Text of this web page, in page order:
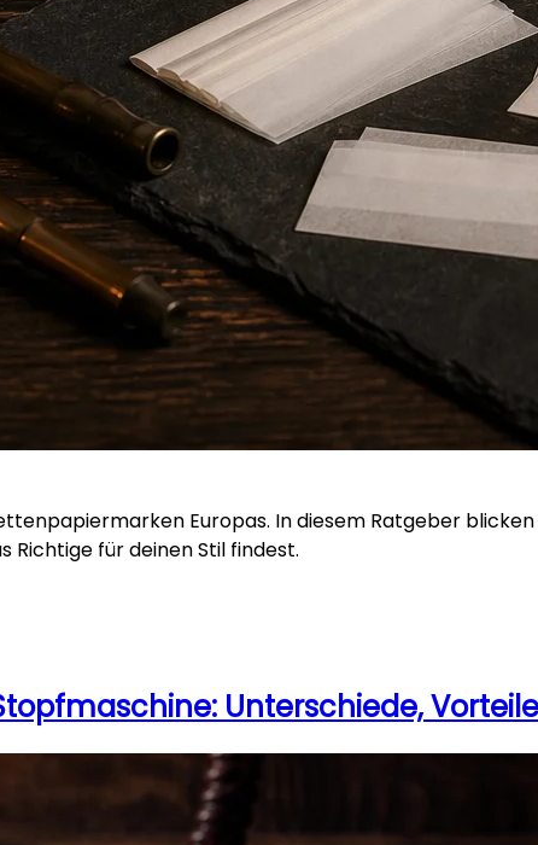
Europas. In diesem Ratgeber
Richtige für deinen Stil findest.
Unterschiede,